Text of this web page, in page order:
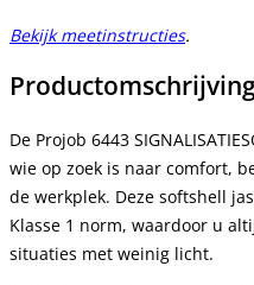
Bekijk meetinstructies.
De Projob 6443
wie op zoek is naar comfort,
de werkplek. Deze softshell
Klasse 1 norm, waardoor u
situaties met weinig licht.